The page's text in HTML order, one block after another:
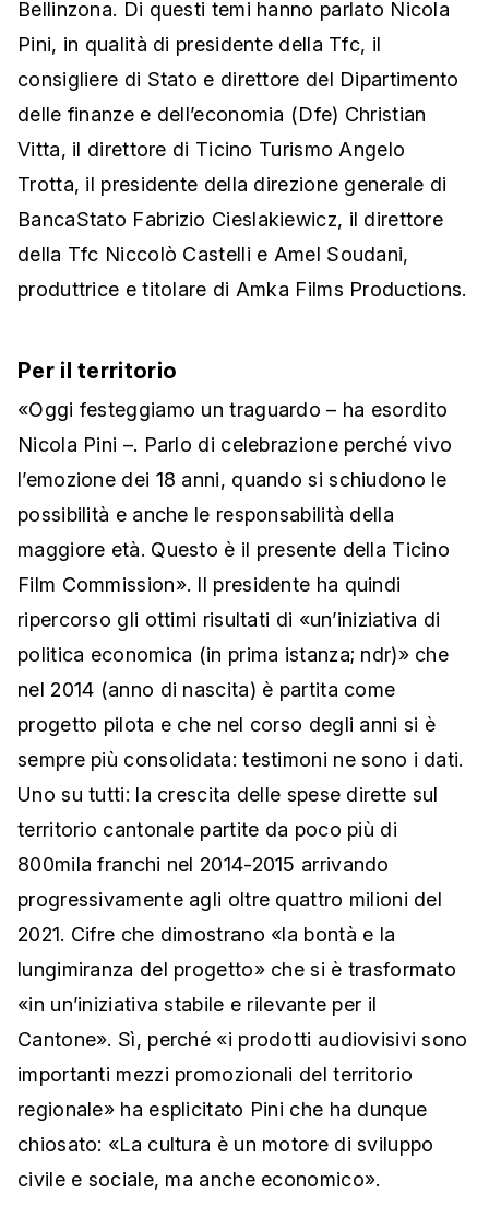
Bellinzona. Di questi temi hanno parlato Nicola
Pini, in qualità di presidente della Tfc, il
consigliere di Stato e direttore del Dipartimento
delle finanze e dell’economia (Dfe) Christian
Vitta, il direttore di Ticino Turismo Angelo
Trotta, il presidente della direzione generale di
BancaStato Fabrizio Cieslakiewicz, il direttore
della Tfc Niccolò Castelli e Amel Soudani,
produttrice e titolare di Amka Films Productions.
Per il territorio
«Oggi festeggiamo un traguardo – ha esordito
Nicola Pini –. Parlo di celebrazione perché vivo
l’emozione dei 18 anni, quando si schiudono le
possibilità e anche le responsabilità della
maggiore età. Questo è il presente della Ticino
Film Commission». Il presidente ha quindi
ripercorso gli ottimi risultati di «un’iniziativa di
politica economica (in prima istanza; ndr)» che
nel 2014 (anno di nascita) è partita come
progetto pilota e che nel corso degli anni si è
sempre più consolidata: testimoni ne sono i dati.
Uno su tutti: la crescita delle spese dirette sul
territorio cantonale partite da poco più di
800mila franchi nel 2014-2015 arrivando
progressivamente agli oltre quattro milioni del
2021. Cifre che dimostrano «la bontà e la
lungimiranza del progetto» che si è trasformato
«in un’iniziativa stabile e rilevante per il
Cantone». Sì, perché «i prodotti audiovisivi sono
importanti mezzi promozionali del territorio
regionale» ha esplicitato Pini che ha dunque
chiosato: «La cultura è un motore di sviluppo
civile e sociale, ma anche economico».